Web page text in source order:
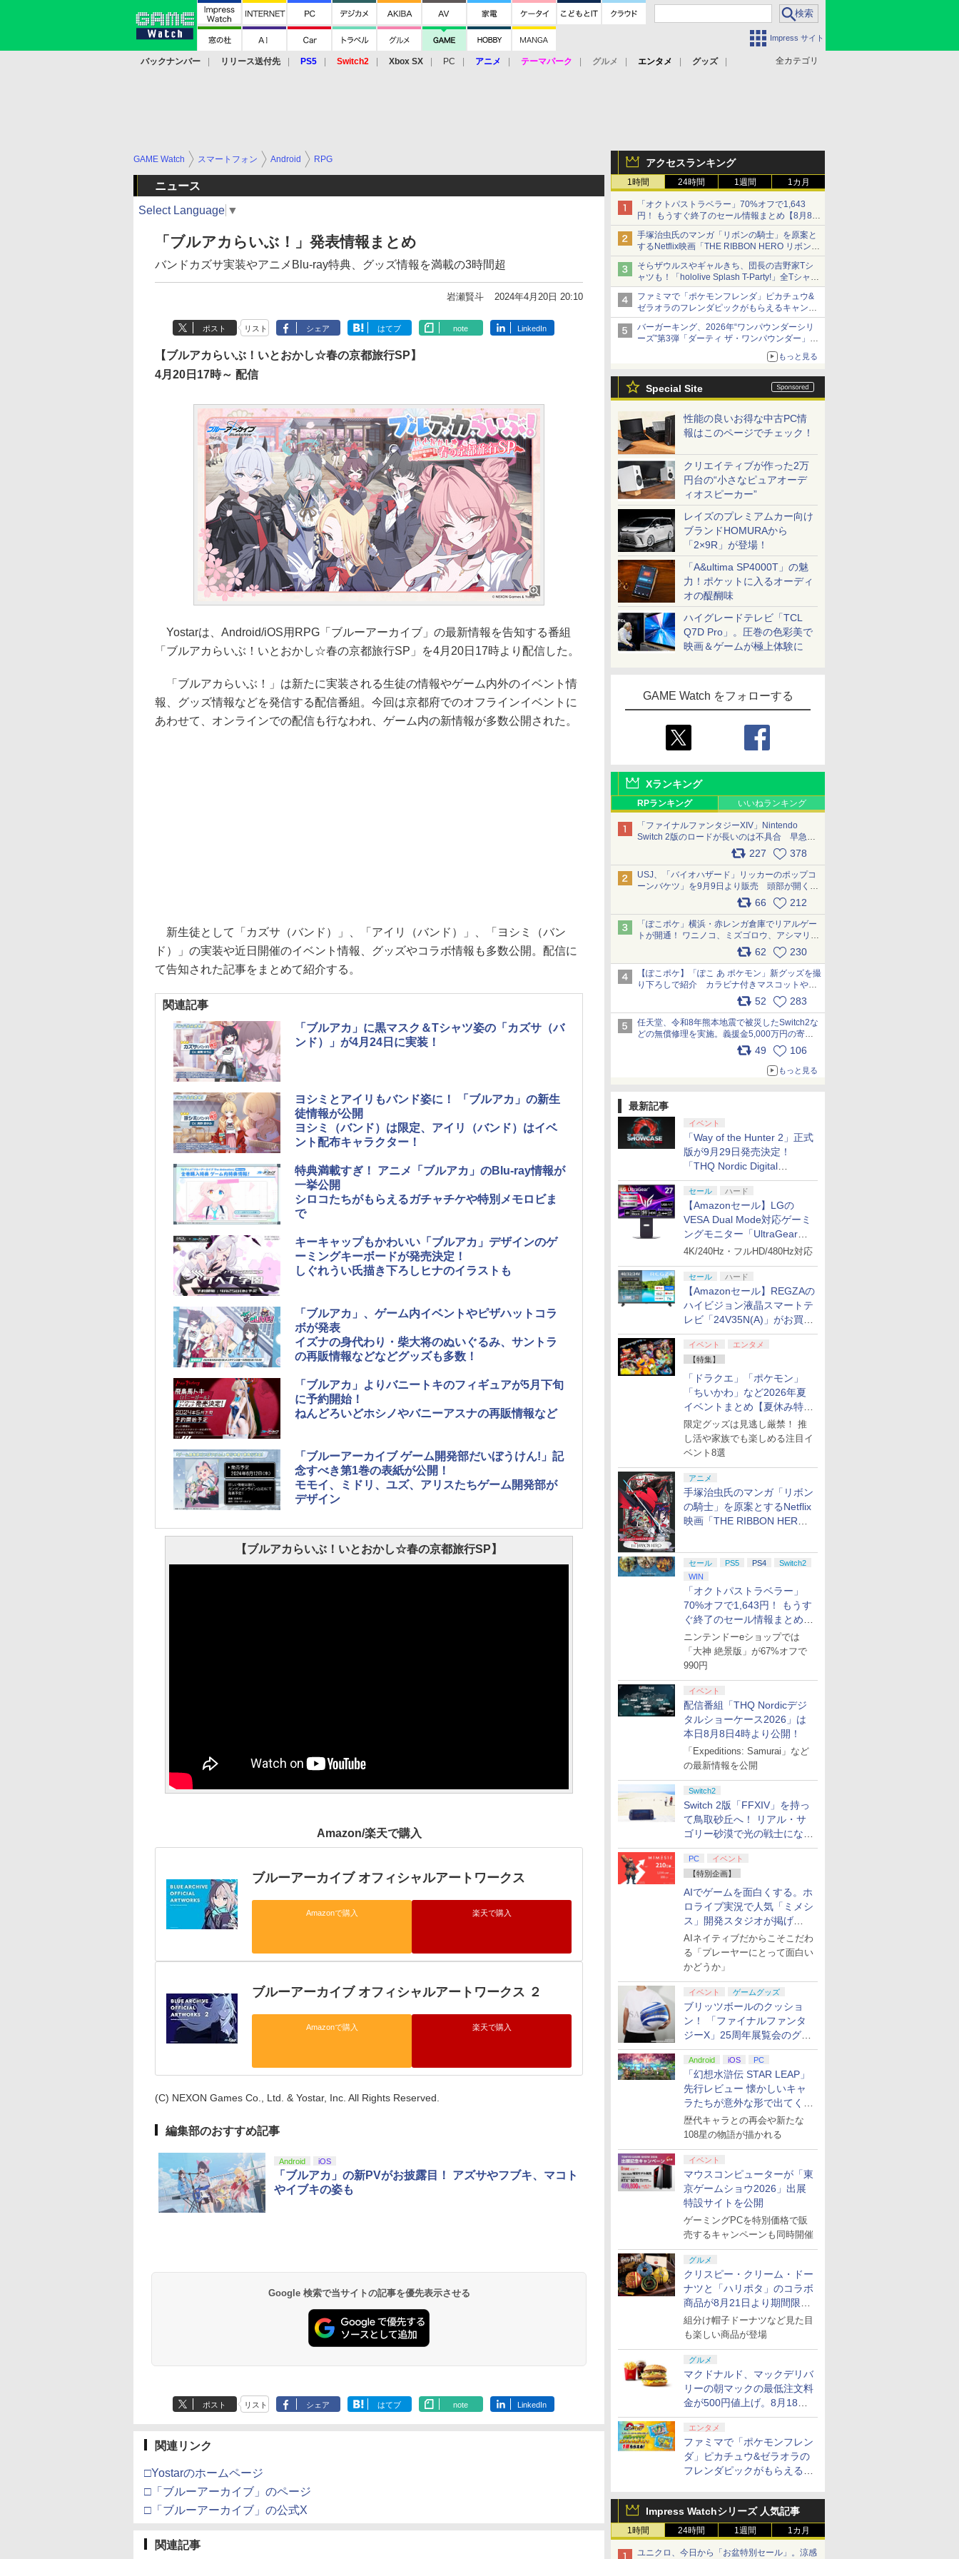
Impress サイト
全カテゴリ
バックナンバー リリース送付先 PS5 Switch2 Xbox SX PC アニメ テーマパーク グルメ エンタメ
グッズ
アクセスランキング
1時間 24時間 1週間 1カ月
「オクトパストラベラー」70%オフで1,643
円！ もうすぐ終了のセール情報まとめ【8月8日
更新】
ニンテンドーeショップでは「大神 絶景版」が
67%オフで990円
手塚治虫氏のマンガ「リボンの騎士」を原案と
するNetflix映画「THE RIBBON HERO リボンヒ
ーロー」本日配信開始
そらザウルスやギャルきち、団長の吉野家Tシ
ャツも！「hololive Splash T-Party!」全Tシャツ
ラインナップ公開＆オンライン販売開始
ファミマで「ポケモンフレンダ」ピカチュウ&
ゼラオラのフレンダピックがもらえるキャンペ
ーン開催！
バーガーキング、2026年“ワンパウンダーシリ
ーズ”第3弾「ダーティ ザ・ワンパウンダー」を
「特製ガーリックマヨソース」を使用した超大
もっと見る
Special Site
性能の良いお得な中古PC情
報はこのページでチェック！
クリエイティブが作った2万
円台の“小さなピュアオーデ
ィオスピーカー”
レイズのプレミアムカー向け
ブランドHOMURAから
「2×9R」が登場！
「A&ultima SP4000T」の魅
力！ポケットに入るオーディ
オの醍醐味
ハイグレードテレビ「TCL
Q7D Pro」。圧巻の色彩美で
映画＆ゲームが極上体験に
GAME Watch をフォローする
Xランキング
RPランキング いいねランキング
「ファイナルファンタジーXIV」Nintendo
Switch 2版のロードが長いのは不具合 早急に
アップデートできるよう対応中227 378
USJ、「バイオハザード」リッカーのポップコ
ーンバケツ」を9月9日より販売 頭部が開く仕
組み。味は恐怖を堪のう「味噌フレーバー」
66 212
「ぽこポケ」横浜・赤レンガ倉庫でリアルゲー
トが開通！ ワニノコ、ミズゴロウ、アシマリ登
場シーンをレポート pic.x.com/LDgEByVl6D
62 230
【ぽこポケ】「ぽこ あ ポケモン」新グッズを撮
り下ろしで紹介 カラビナ付きマスコットやス
52 283
任天堂、令和8年熊本地震で被災したSwitch2な
どの無償修理を実施。義援金5,000万円の寄付
も発表 pic.x.com/BAYsMfUfUC
49 106
もっと見る
最新記事
イベント
「Way of the Hunter 2」正式
版が9月29日発売決定！
「THQ Nordic Digital
Showcase 2026」まとめ
セール ハード
【Amazonセール】LGの
VESA Dual Mode対応ゲーミ
ングモニター「UltraGear
27G850A-B」がお買い得！
4K/240Hz・フルHD/480Hz対応
セール ハード
【Amazonセール】REGZAの
ハイビジョン液晶スマートテ
レビ「24V35N(A)」がお買い
得！
イベント
エンタメ
【特集】
「ドラクエ」「ポケモン」
「ちいかわ」など2026年夏
イベントまとめ【夏休み特
集】
限定グッズは見逃し厳禁！ 推
し活や家族でも楽しめる注目イ
ベント8選
アニメ
手塚治虫氏のマンガ「リボン
の騎士」を原案とするNetflix
映画「THE RIBBON HERO
セール PS5 PS4
Switch2
WIN
「オクトパストラベラー」
70%オフで1,643円！ もうす
ぐ終了のセール情報まとめ
【8月8日更新】
ニンテンドーeショップでは
「大神 絶景版」が67%オフで
990円
イベント
配信番組「THQ Nordicデジ
タルショーケース2026」は
本日8月8日4時より公開！
「Expeditions: Samurai」など
の最新情報を公開
Switch2
Switch 2版「FFXIV」を持っ
て鳥取砂丘へ！ リアル・サ
ゴリー砂漠で光の戦士になっ
てみた
PC
イベント
【特別企画】
AIでゲームを面白くする。ホ
ロライブ実況で人気「ミメシ
ス」開発スタジオが掲げ
る“AI活用の信念”とは？【講
演レポート】
AIネイティブだからこそこだわ
る「プレーヤーにとって面白い
かどうか」
イベント ゲームグッズ
ブリッツボールのクッショ
ン！ 「ファイナルファンタ
ジーX」25周年展覧会のグッ
ズ情報が公開
Android iOS PC
「幻想水滸伝 STAR LEAP」
先行レビュー 懐かしいキャ
ラたちが意外な形で出てくる
シリーズ完全新作！
歴代キャラとの再会や新たな
108星の物語が描かれる
イベント
マウスコンピューターが「東
京ゲームショウ2026」出展
特設サイトを公開
ゲーミングPCを特別価格で販
売するキャンペーンも同時開催
グルメ
クリスピー・クリーム・ドー
ナツと「ハリポタ」のコラボ
商品が8月21日より期間限定
で発売
組分け帽子ドーナツなど見た目
も楽しい商品が登場
グルメ
マクドナルド、マックデリバ
リーの朝マックの最低注文料
金が500円値上げ。8月18日
より1,500円から受付
エンタメ
ファミマで「ポケモンフレン
ダ」ピカチュウ&ゼラオラの
フレンダピックがもらえるキ
Impress Watchシリーズ 人気記事
1時間 24時間 1週間 1カ月
ユニクロ、今日から「お盆特別セール」。涼感
GAME Watch スマートフォン Android RPG
ニュース
Select Language ▼
「ブルアカらいぶ！」発表情報まとめ
バンドカズサ実装やアニメBlu-ray特典、グッズ情報を満載の3時間超
岩瀬賢斗 2024年4月20日 20:10
ポスト リスト シェア はてブ note LinkedIn
【ブルアカらいぶ！いとおかし☆春の京都旅行SP】
4月20日17時～ 配信
Yostarは、Android/iOS用RPG「ブルーアーカイブ」の最新情報を告知する番組
「ブルアカらいぶ！いとおかし☆春の京都旅行SP」を4月20日17時より配信した。
「ブルアカらいぶ！」は新たに実装される生徒の情報やゲーム内外のイベント情
報、グッズ情報などを発信する配信番組。今回は京都府でのオフラインイベントに
あわせて、オンラインでの配信も行なわれ、ゲーム内の新情報が多数公開された。
新生徒として「カズサ（バンド）」、「アイリ（バンド）」、「ヨシミ（バン
ド）」の実装や近日開催のイベント情報、グッズやコラボ情報も多数公開。配信に
て告知された記事をまとめて紹介する。
関連記事
「ブルアカ」に黒マスク＆Tシャツ姿の「カズサ（バ
ンド）」が4月24日に実装！
ヨシミとアイリもバンド姿に！ 「ブルアカ」の新生
徒情報が公開
ヨシミ（バンド）は限定、アイリ（バンド）はイベ
ント配布キャラクター！
特典満載すぎ！ アニメ「ブルアカ」のBlu-ray情報が
一挙公開
シロコたちがもらえるガチャチケや特別メモロビま
で
キーキャップもかわいい「ブルアカ」デザインのゲ
ーミングキーボードが発売決定！
しぐれうい氏描き下ろしヒナのイラストも
「ブルアカ」、ゲーム内イベントやピザハットコラ
ボが発表
イズナの身代わり・柴大将のぬいぐるみ、サントラ
の再販情報などなどグッズも多数！
「ブルアカ」よりバニートキのフィギュアが5月下旬
に予約開始！
ねんどろいどホシノやバニーアスナの再販情報など
「ブルーアーカイブ ゲーム開発部だいぼうけん!」記
念すべき第1巻の表紙が公開！
モモイ、ミドリ、ユズ、アリスたちゲーム開発部が
デザイン
【ブルアカらいぶ！いとおかし☆春の京都旅行SP】
Amazon/楽天で購入
ブルーアーカイブ オフィシャルアートワークス
Amazonで購入 楽天で購入
ブルーアーカイブ オフィシャルアートワークス ２
Amazonで購入 楽天で購入
(C) NEXON Games Co., Ltd. & Yostar, Inc. All Rights Reserved.
編集部のおすすめ記事
Android iOS
「ブルアカ」の新PVがお披露目！ アズサやフブキ、マコト
やイブキの姿も
Google 検索で当サイトの記事を優先表示させる
ポスト リスト シェア はてブ note LinkedIn
関連リンク
□Yostarのホームページ
□「ブルーアーカイブ」のページ
□「ブルーアーカイブ」の公式X
関連記事